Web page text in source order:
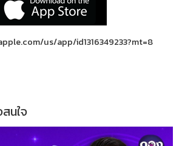
us/app/id1316349233?mt=8
นใจ